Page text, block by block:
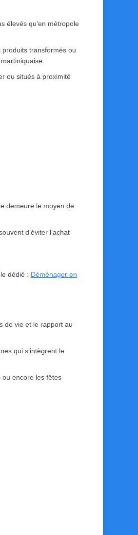
élevés qu’en métropole
transformés ou
ou situés à proximité
demeure le moyen de
d’éviter l’achat
dédié : Déménager en
de vie et le rapport au
qui s’intègrent le
ou encore les fêtes